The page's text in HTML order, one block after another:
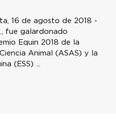
16 de agosto de 2018 -
fue galardonado
Equin 2018 de la
Animal (ASAS) y la
(ESS) ...